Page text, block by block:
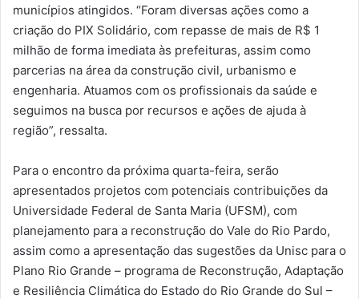
municípios atingidos. “Foram diversas ações como a
criação do PIX Solidário, com repasse de mais de R$ 1
milhão de forma imediata às prefeituras, assim como
parcerias na área da construção civil, urbanismo e
engenharia. Atuamos com os profissionais da saúde e
seguimos na busca por recursos e ações de ajuda à
região”, ressalta.
Para o encontro da próxima quarta-feira, serão
apresentados projetos com potenciais contribuições da
Universidade Federal de Santa Maria (UFSM), com
planejamento para a reconstrução do Vale do Rio Pardo,
assim como a apresentação das sugestões da Unisc para o
Plano Rio Grande – programa de Reconstrução, Adaptação
e Resiliência Climática do Estado do Rio Grande do Sul –